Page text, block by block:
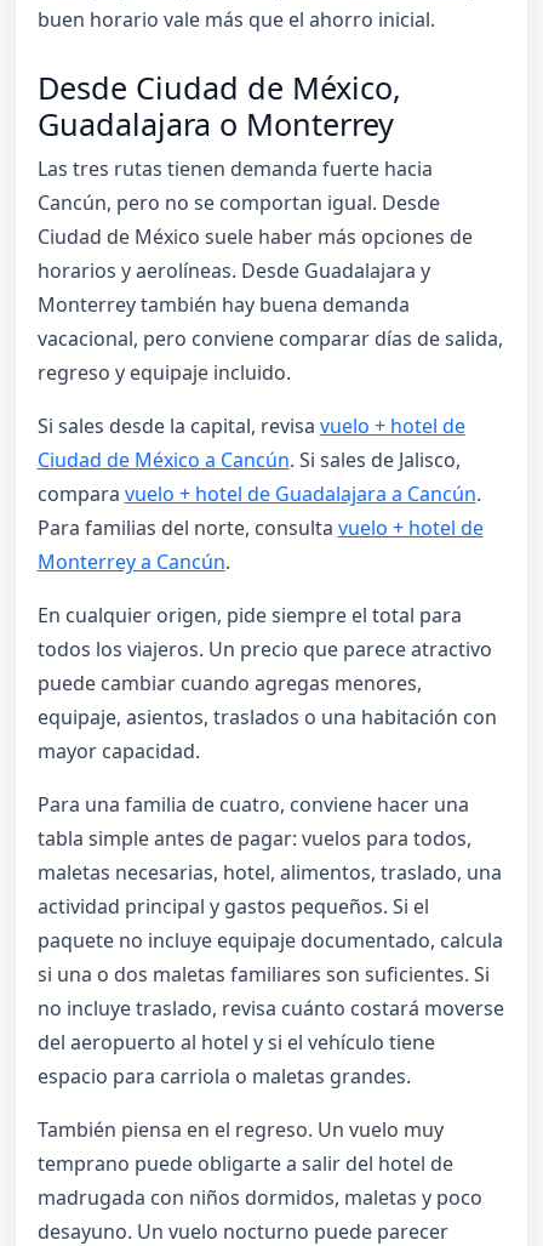
buen horario vale más que el ahorro inicial.
Desde Ciudad de México,
Guadalajara o Monterrey
Las tres rutas tienen demanda fuerte hacia
Cancún, pero no se comportan igual. Desde
Ciudad de México suele haber más opciones de
horarios y aerolíneas. Desde Guadalajara y
Monterrey también hay buena demanda
vacacional, pero conviene comparar días de salida,
regreso y equipaje incluido.
Si sales desde la capital, revisa vuelo + hotel de
Ciudad de México a Cancún. Si sales de Jalisco,
compara vuelo + hotel de Guadalajara a Cancún.
Para familias del norte, consulta vuelo + hotel de
Monterrey a Cancún.
En cualquier origen, pide siempre el total para
todos los viajeros. Un precio que parece atractivo
puede cambiar cuando agregas menores,
equipaje, asientos, traslados o una habitación con
mayor capacidad.
Para una familia de cuatro, conviene hacer una
tabla simple antes de pagar: vuelos para todos,
maletas necesarias, hotel, alimentos, traslado, una
actividad principal y gastos pequeños. Si el
paquete no incluye equipaje documentado, calcula
si una o dos maletas familiares son suficientes. Si
no incluye traslado, revisa cuánto costará moverse
del aeropuerto al hotel y si el vehículo tiene
espacio para carriola o maletas grandes.
También piensa en el regreso. Un vuelo muy
temprano puede obligarte a salir del hotel de
madrugada con niños dormidos, maletas y poco
desayuno. Un vuelo nocturno puede parecer